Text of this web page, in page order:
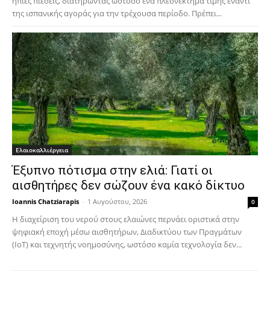
της ισπανικής αγοράς για την τρέχουσα περίοδο. Πρέπει...
Ελαιοκαλλιέργεια
Έξυπνο πότισμα στην ελιά: Γιατί οι
αισθητήρες δεν σώζουν ένα κακό δίκτυο
Ioannis Chatziarapis - 1 Αυγούστου, 2026 0
Η διαχείριση του νερού στους ελαιώνες περνάει οριστικά στην
ψηφιακή εποχή μέσω αισθητήρων, Διαδικτύου των Πραγμάτων
(IoT) και τεχνητής νοημοσύνης, ωστόσο καμία τεχνολογία δεν...